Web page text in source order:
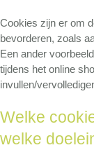
Cookies zijn er om
bevorderen, zoals
Een ander
tijdens het online
invullen/
Welke
welke